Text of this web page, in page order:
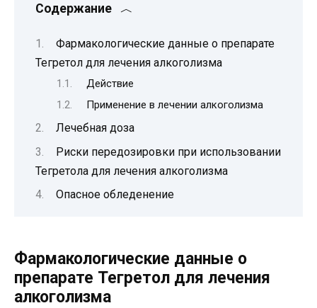
Содержание
Фармакологические данные о препарате
Тегретол для лечения алкоголизма
Действие
Применение в лечении алкоголизма
Лечебная доза
Риски передозировки при использовании
Тегретола для лечения алкоголизма
Опасное обледенение
Фармакологические данные о
препарате Тегретол для лечения
алкоголизма